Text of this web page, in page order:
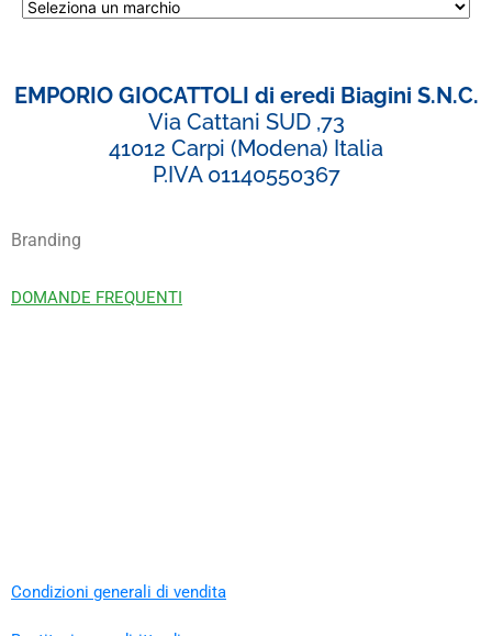
EMPORIO GIOCATTOLI di eredi Biagini S.N.C.
Via Cattani SUD ,73
41012 Carpi (Modena) Italia
P.IVA 01140550367
Branding
DOMANDE FREQUENTI
Condizioni generali di vendita